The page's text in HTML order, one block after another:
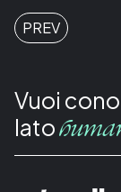
PREV
Vuoi
lato